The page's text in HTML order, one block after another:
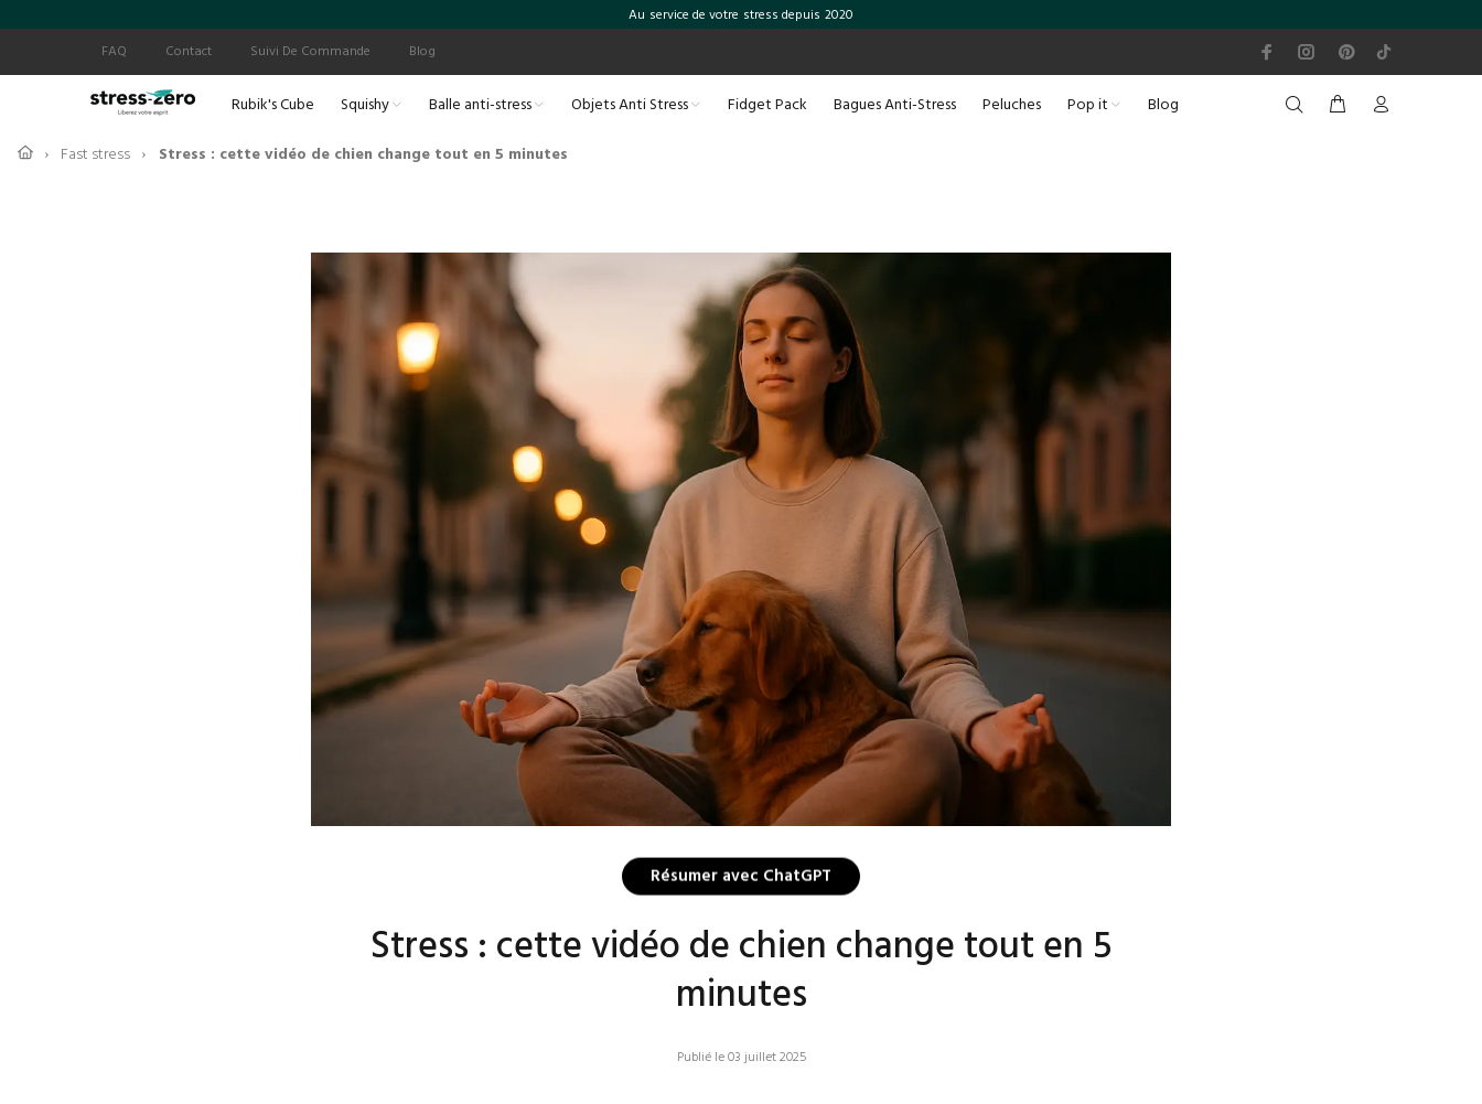
Au service de votre stress depuis 2020
FAQ
Contact Suivi De Commande Blog
Rubik's Cube Squishy Balle anti-stress Objets Anti Stress Fidget Pack Bagues Anti-Stress Peluches Pop it Blog
› Fast stress › Stress : cette vidéo de chien change tout en 5 minutes
Résumer avec ChatGPT
Stress : cette vidéo de chien change tout en 5
minutes
Publié le 03 juillet 2025